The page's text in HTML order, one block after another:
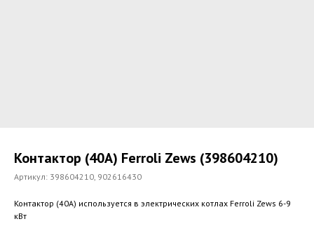
Контактор (40А) Ferroli Zews (398604210)
Артикул: 398604210, 902616430
Контактор (40А) используется в электрических котлах Ferroli Zews 6-9
кВт